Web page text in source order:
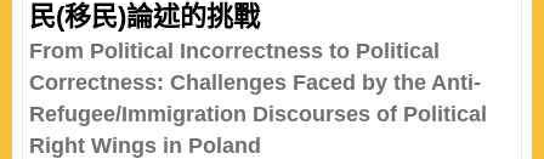
民(移民)論述的挑戰
From Political Incorrectness to Political
Correctness: Challenges Faced by the Anti-
Refugee/Immigration Discourses of Political
Right Wings in Poland